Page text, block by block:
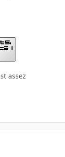
assez